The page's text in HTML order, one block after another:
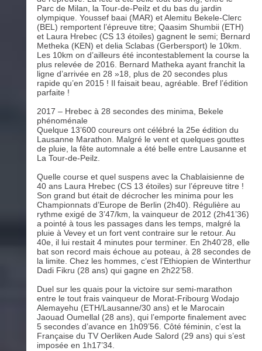
Parc de Milan, la Tour-de-Peilz et du bas du jardin
olympique. Youssef baai (MAR) et Alemitu Bekele-Clerc
(BEL) remportent l’épreuve titre; Qaasim Shumbii (ETH)
et Laura Hrebec (CS 13 étoiles) gagnent le semi; Bernard
Metheka (KEN) et delia Sclabas (Gerbersport) le 10km.
Les 10km on d’ailleurs été incontestablement la course la
plus relevée de 2016. Bernard Matheka ayant franchit la
ligne d’arrivée en 28 »18, plus de 20 secondes plus
rapide qu’en 2015 ! Il faisait beau, agréable. Bref l’édition
parfaite !
2017 – Hrebec à 28 secondes des minima, Bekele
phénoménale
Quelque 13’600 coureurs ont célébré la 25e édition du
Lausanne Marathon. Malgré le vent et quelques gouttes
de pluie, la fête automnale a été belle entre Lausanne et
La Tour-de-Peilz.
Quelle course et quel suspens avec la Chablaisienne de
40 ans Laura Hrebec (CS 13 étoiles) sur l’épreuve titre !
Son grand but était de décrocher les minima pour les
Championnats d’Europe de Berlin (2h40). Régulière au
rythme exigé de 3’47/km, la vainqueur de 2012 (2h41’36)
a pointé à tous les passages dans les temps, malgré la
pluie à Vevey et un fort vent contraire sur le retour. Au
40e, il lui restait 4 minutes pour terminer. En 2h40’28, elle
bat son record mais échoue au poteau, à 28 secondes de
la limite. Chez les hommes, c’est l’Ethiopien de Winterthur
Dadi Fikru (28 ans) qui gagne en 2h22’58.
Duel sur les quais pour la victoire sur semi-marathon
entre le tout frais vainqueur de Morat-Fribourg Wodajo
Alemayehu (ETH/Lausanne/30 ans) et le Marocain
Jaouad Oumellal (28 ans), qui l’emporte finalement avec
5 secondes d’avance en 1h09’56. Côté féminin, c’est la
Française du TV Oerliken Aude Salord (29 ans) qui s’est
imposée en 1h17’34.